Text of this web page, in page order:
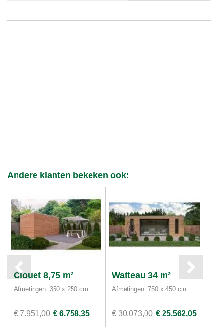
Andere klanten bekeken ook:
Clouet 8,75 m²
Afmetingen: 350 x 250 cm
€ 7.951,00 € 6.758,35
Watteau 34 m²
Afmetingen: 750 x 450 cm
€ 30.073,00 € 25.562,05